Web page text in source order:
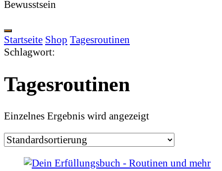
Bewusstsein
Startseite Shop Tagesroutinen
Schlagwort:
Tagesroutinen
Einzelnes Ergebnis wird angezeigt